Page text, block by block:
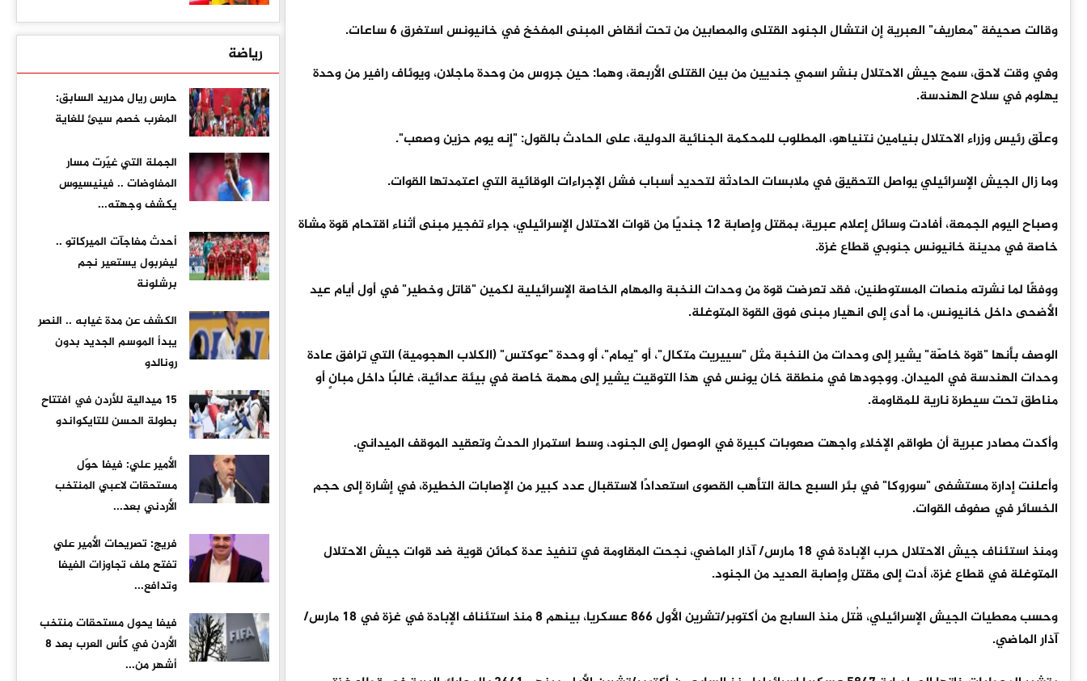
وقالت صحيفة "معاريف" العبرية إن انتشال الجنود القتلى والمصابين من تحت أنقاض المبنى المفخخ في خانيونس استغرق 6 ساعات.
وفي وقت لاحق، سمح جيش الاحتلال بنشر اسمي جنديين من بين القتلى الأربعة، وهما: حين جروس من وحدة ماجلان، ويوئاف رافير من وحدة
يهلوم في سلاح الهندسة.
وعلّق رئيس وزراء الاحتلال بنيامين نتنياهو، المطلوب للمحكمة الجنائية الدولية، على الحادث بالقول: "إنه يوم حزين وصعب".
وما زال الجيش الإسرائيلي يواصل التحقيق في ملابسات الحادثة لتحديد أسباب فشل الإجراءات الوقائية التي اعتمدتها القوات.
وصباح اليوم الجمعة، أفادت وسائل إعلام عبرية، بمقتل وإصابة 12 جنديًا من قوات الاحتلال الإسرائيلي، جراء تفجير مبنى أثناء اقتحام قوة مشاة
خاصة في مدينة خانيونس جنوبي قطاع غزة.
ووفقًا لما نشرته منصات المستوطنين، فقد تعرضت قوة من وحدات النخبة والمهام الخاصة الإسرائيلية لكمين "قاتل وخطير" في أول أيام عيد
الأضحى داخل خانيونس، ما أدى إلى انهيار مبنى فوق القوة المتوغلة.
الوصف بأنها "قوة خاصّة" يشير إلى وحدات من النخبة مثل "سييريت متكال"، أو "يمام"، أو وحدة "عوكتس" (الكلاب الهجومية) التي ترافق عادة
وحدات الهندسة في الميدان. ووجودها في منطقة خان يونس في هذا التوقيت يشير إلى مهمة خاصة في بيئة عدائية، غالبًا داخل مبانٍ أو
مناطق تحت سيطرة نارية للمقاومة.
وأكدت مصادر عبرية أن طواقم الإخلاء واجهت صعوبات كبيرة في الوصول إلى الجنود، وسط استمرار الحدث وتعقيد الموقف الميداني.
وأعلنت إدارة مستشفى "سوروكا" في بئر السبع حالة التأهب القصوى استعدادًا لاستقبال عدد كبير من الإصابات الخطيرة، في إشارة إلى حجم
الخسائر في صفوف القوات.
ومنذ استئناف جيش الاحتلال حرب الإبادة في 18 مارس/ آذار الماضي، نجحت المقاومة في تنفيذ عدة كمائن قوية ضد قوات جيش الاحتلال
المتوغلة في قطاع غزة، أدت إلى مقتل وإصابة العديد من الجنود.
وحسب معطيات الجيش الإسرائيلي، قُتل منذ السابع من أكتوبر/تشرين الأول 866 عسكريا، بينهم 8 منذ استئناف الإبادة في غزة في 18 مارس/
آذار الماضي.
رياضة
حارس ريال مدريد السابق:
المغرب خصم سيئ للغاية
الجملة التي غيّرت مسار
المفاوضات .. فينيسيوس
يكشف وجهته...
أحدث مفاجآت الميركاتو ..
ليفربول يستعير نجم
برشلونة
الكشف عن مدة غيابه .. النصر
يبدأ الموسم الجديد بدون
رونالدو
15 ميدالية للأردن في افتتاح
بطولة الحسن للتايكواندو
الأمير علي: فيفا حوّل
مستحقات لاعبي المنتخب
الأردني بعد...
فريج: تصريحات الأمير علي
تفتح ملف تجاوزات الفيفا
وتدافع...
فيفا يحول مستحقات منتخب
الأردن في كأس العرب بعد 8
أشهر من...